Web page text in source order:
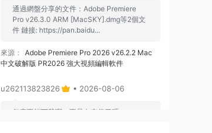
通過網盤分享的文件：Adobe Premiere
Pro v26.3.0 ARM [MacSKY].dmg等2個文
件 鏈接: https://pan.baidu...
來源：
Adobe Premiere Pro 2026 v26.2.2 Mac
中文破解版 PR2026 強大視頻編輯軟件
u262113823826 • 2026-08-06
怎麽不能下載啊，不是白充值了嗎